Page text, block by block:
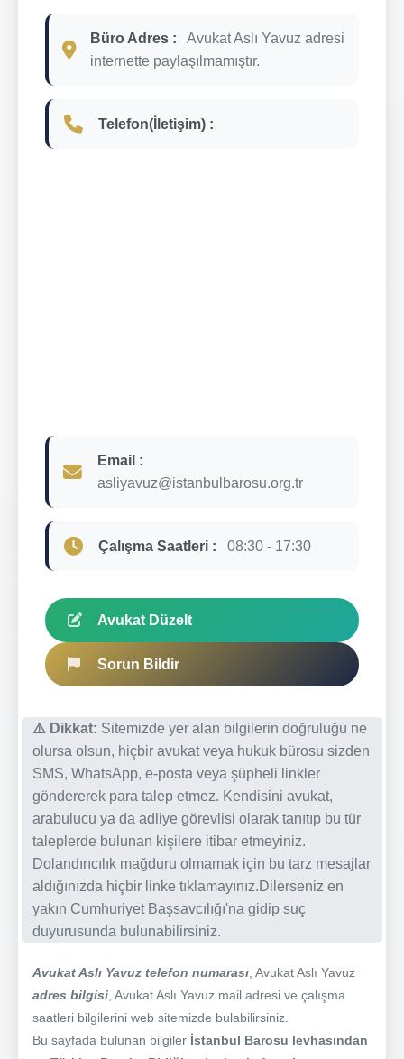
Büro Adres :
Avukat Aslı Yavuz adresi
internette paylaşılmamıştır.
Telefon(İletişim) :
Email :
asliyavuz@istanbulbarosu.org.tr
Çalışma Saatleri : 08:30 - 17:30
Avukat Düzelt
Sorun Bildir
⚠️ Dikkat: Sitemizde yer alan bilgilerin doğruluğu ne
olursa olsun, hiçbir avukat veya hukuk bürosu sizden
SMS, WhatsApp, e-posta veya şüpheli linkler
göndererek para talep etmez. Kendisini avukat,
arabulucu ya da adliye görevlisi olarak tanıtıp bu tür
taleplerde bulunan kişilere itibar etmeyiniz.
Dolandırıcılık mağduru olmamak için bu tarz mesajlar
aldığınızda hiçbir linke tıklamayınız.Dilerseniz en
yakın Cumhuriyet Başsavcılığı'na gidip suç
duyurusunda bulunabilirsiniz.
Avukat Aslı Yavuz telefon numarası , Avukat Aslı Yavuz
adres bilgisi , Avukat Aslı Yavuz mail adresi ve çalışma
saatleri bilgilerini web sitemizde bulabilirsiniz.
Bu sayfada bulunan bilgiler İstanbul Barosu levhasından